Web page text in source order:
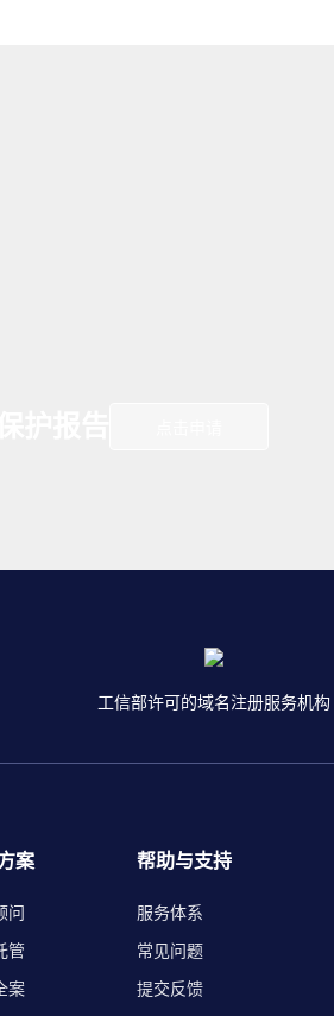
工信部许可的域名注册服务机构
案
问
管
案
帮助与支持
服务体系
常见问题
提交反馈